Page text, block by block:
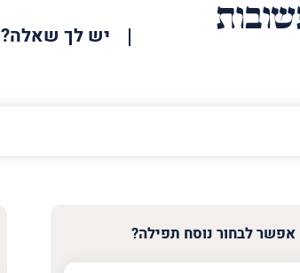
יש לך שאלה?
לבחור נוסח תפילה?